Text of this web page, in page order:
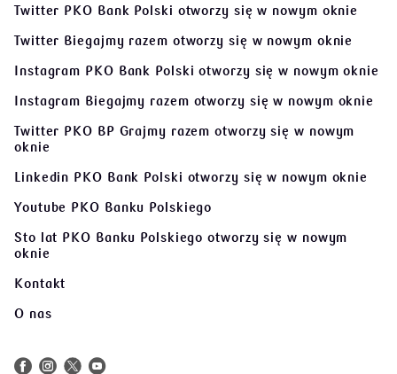
Twitter PKO Bank Polski otworzy się w nowym oknie
Twitter Biegajmy razem otworzy się w nowym oknie
Instagram PKO Bank Polski otworzy się w nowym oknie
Instagram Biegajmy razem otworzy się w nowym oknie
Twitter PKO BP Grajmy razem otworzy się w nowym
oknie
Linkedin PKO Bank Polski otworzy się w nowym oknie
Youtube PKO Banku Polskiego
Sto lat PKO Banku Polskiego otworzy się w nowym
oknie
Kontakt
O nas